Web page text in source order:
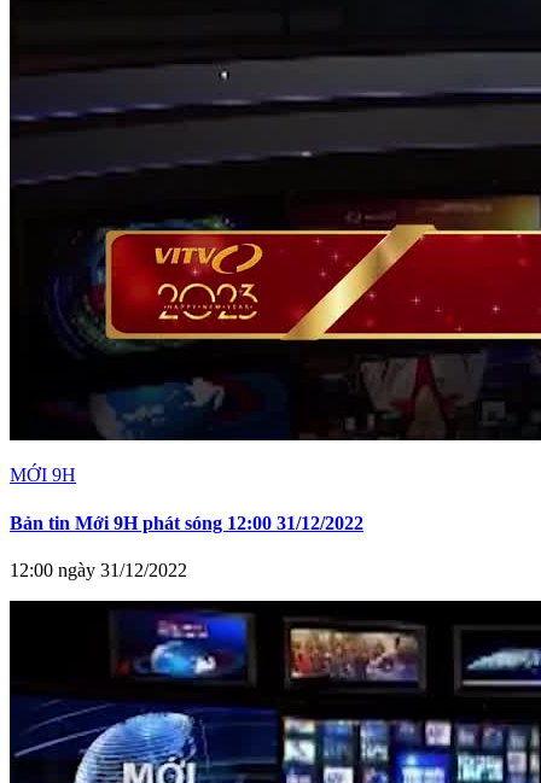
MỚI 9H
Bản tin Mới 9H phát sóng 12:00 31/12/2022
12:00 ngày 31/12/2022